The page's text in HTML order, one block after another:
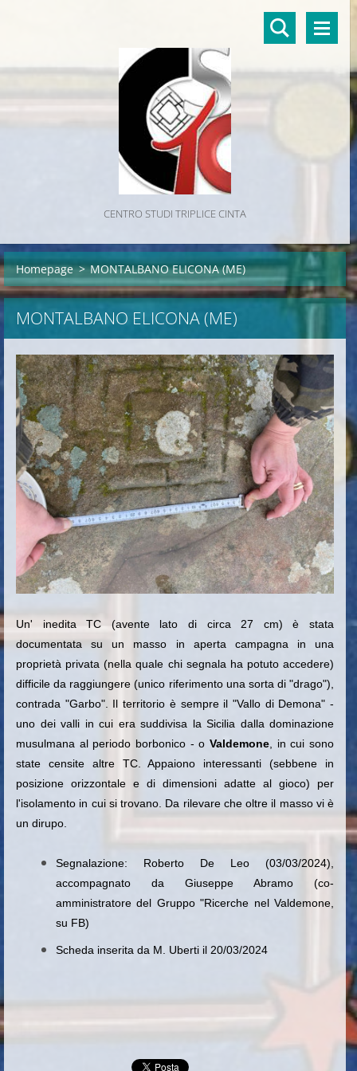
CENTRO STUDI TRIPLICE CINTA
Homepage > MONTALBANO ELICONA (ME)
MONTALBANO ELICONA (ME)
Un' inedita TC (avente lato di circa 27 cm) è stata
documentata su un masso in aperta campagna in una
proprietà privata (nella quale chi segnala ha potuto accedere)
difficile da raggiungere (unico riferimento una sorta di "drago"),
contrada "Garbo". Il territorio è sempre il "Vallo di Demona" -
uno dei valli in cui era suddivisa la Sicilia dalla dominazione
musulmana al periodo borbonico - oValdemone , in cui sono
state censite altre TC. Appaiono interessanti (sebbene in
posizione orizzontale e di dimensioni adatte al gioco) per
l'isolamento in cui si trovano. Da rilevare che oltre il masso vi è
un dirupo.
Segnalazione: Roberto De Leo (03/03/2024),
accompagnato da Giuseppe Abramo (co-
amministratore del Gruppo "Ricerche nel Valdemone,
su FB)
Scheda inserita da M. Uberti il 20/03/2024